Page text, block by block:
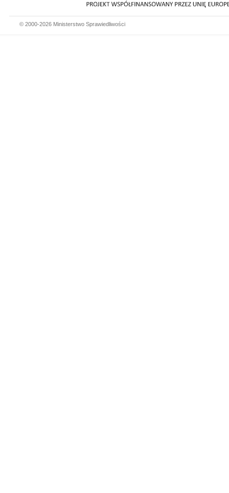
© 2000-2026 Ministerstwo Sprawiedliwości